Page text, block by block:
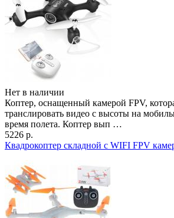
Нет в наличии
Коптер, оснащенный камерой FPV,
транслировать видео с высоты на
время полета. Коптер вып …
5226 р.
Квадрокоптер складной с WIFI FPV